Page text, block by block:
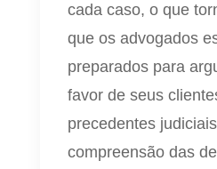
cada caso, o que
que os advogados
preparados para
favor de seus
precedentes
compreensão das